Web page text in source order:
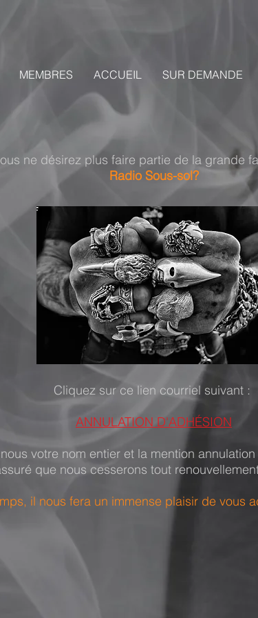
MEMBRES ACCUEIL SUR DEMANDE
ne désirez plus faire partie de la grande
Radio Sous-sol?
Cliquez sur ce lien courriel suivant :
ANNULATION D'ADHÉSION
votre nom entier et la mention
que nous cesserons tout
il nous fera un immense plaisir de vous